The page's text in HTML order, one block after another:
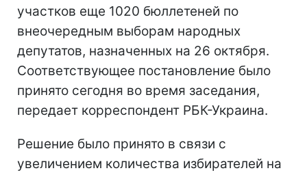
участков еще 1020 бюллетеней по
внеочередным выборам народных
депутатов, назначенных на 26 октября.
Соответствующее постановление было
принято сегодня во время заседания,
передает корреспондент РБК-Украина.
Решение было принято в связи с
увеличением количества избирателей на